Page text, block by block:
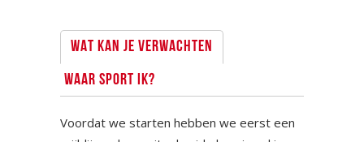
WAT KAN JE VERWACHTEN
WAAR SPORT IK?
Voordat we starten hebben we eerst een